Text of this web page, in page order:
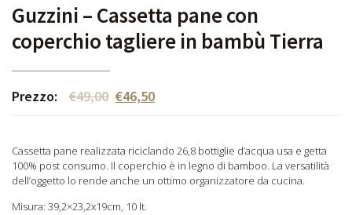
Guzzini – Cassetta pane con
coperchio tagliere in bambù Tierra
Prezzo: €49,00 €46,50
Cassetta pane realizzata riciclando 26,8 bottiglie d’acqua usa e getta
100% post consumo. Il coperchio è in legno di bamboo. La versatilità
dell’oggetto lo rende anche un ottimo organizzatore da cucina.
Misura: 39,2×23,2x19cm, 10 lt.